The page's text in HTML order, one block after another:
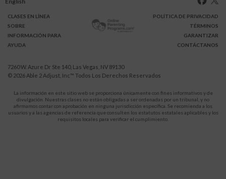
CLASES EN LÍNEA
SOBRE
INFORMACIÓN PARA
AYUDA
POLÍTICA DE PRIVACIDAD
TÉRMINOS
GARANTIZAR
CONTÁCTANOS
7260 W. Azure Dr Ste 140, Las Vegas, NV 89130
© 2026 Able 2 Adjust, Inc™ Todos Los Derechos Reservados
La información en este sitio web se proporciona únicamente con fines informativos y de
divulgación. Nuestras clases no están obligadas a ser ordenadas por un tribunal, y no
afirmamos contar con aprobación en ninguna jurisdicción específica. Se recomienda a los
usuarios y a las agencias de referencia que consulten los estatutos estatales aplicables y los
requisitos locales para verificar el cumplimiento.